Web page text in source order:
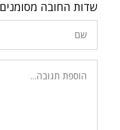
שדות החובה מסומנים